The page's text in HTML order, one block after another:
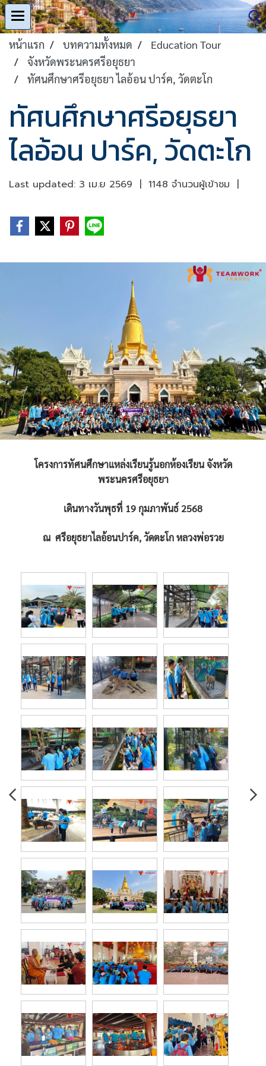
หน้าแรก บทความทั้งหมด
Education Tour
จังหวัดพระนครศรีอยุธยา
ทัศนศึกษาศรีอยุธยา ไลอ้อน ปาร์ค, วัดตะโก
ทัศนศึกษาศรีอยุธยา
ไลอ้อน ปาร์ค, วัดตะโก
Last updated: 3 เม.ย 2569 | 1148 จำนวนผู้เข้าชม |
โครงการทัศนศึกษาแหล่งเรียนรู้นอกห้องเรียน จังหวัด
พระนครศรีอยุธยา
เดินทางวันพุธที่ 19 กุมภาพันธ์ 2568
ณ ศรีอยุธยาไลอ้อนปาร์ค, วัดตะโก หลวงพ่อรวย